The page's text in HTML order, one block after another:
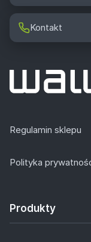
Kontakt
Regulamin sklepu
Polityka
Produkty